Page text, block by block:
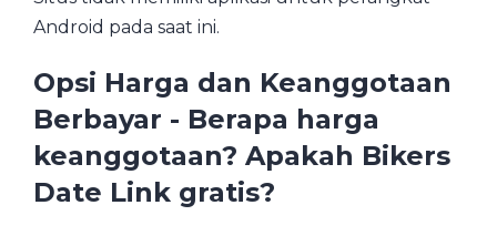
Android pada saat ini.
Opsi Harga dan Keanggotaan
Berbayar - Berapa harga
keanggotaan? Apakah Bikers
Date Link gratis?